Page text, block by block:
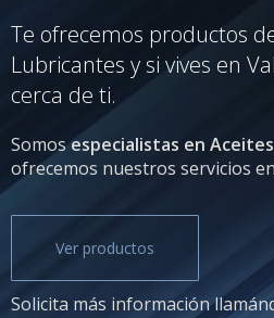
Te ofrecemos productos
Lubricantes y si vives en
cerca de ti.
Somosespecialistas en
ofrecemos nuestros servicios
Ver productos
Solicita más información